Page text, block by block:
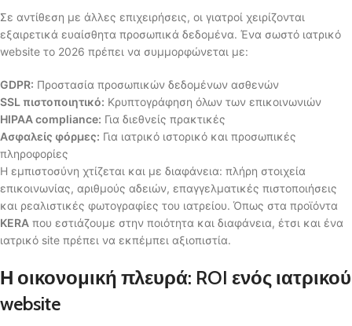
Σε αντίθεση με άλλες επιχειρήσεις, οι γιατροί χειρίζονται
εξαιρετικά ευαίσθητα προσωπικά δεδομένα. Ένα σωστό ιατρικό
website το 2026 πρέπει να συμμορφώνεται με:
GDPR: Προστασία προσωπικών δεδομένων ασθενών
SSL πιστοποιητικό: Κρυπτογράφηση όλων των επικοινωνιών
HIPAA compliance: Για διεθνείς πρακτικές
Ασφαλείς φόρμες: Για ιατρικό ιστορικό και προσωπικές
πληροφορίες
Η εμπιστοσύνη χτίζεται και με διαφάνεια: πλήρη στοιχεία
επικοινωνίας, αριθμούς αδειών, επαγγελματικές πιστοποιήσεις
και ρεαλιστικές φωτογραφίες του ιατρείου. Όπως στα προϊόντα
KERA που εστιάζουμε στην ποιότητα και διαφάνεια, έτσι και ένα
ιατρικό site πρέπει να εκπέμπει αξιοπιστία.
Η οικονομική πλευρά: ROI ενός ιατρικού
website